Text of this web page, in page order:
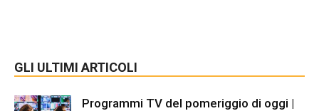
GLI ULTIMI ARTICOLI
Programmi TV del pomeriggio di oggi |